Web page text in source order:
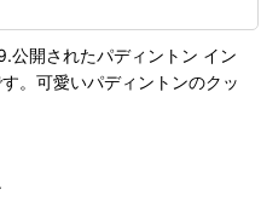
開されたパディントン イン
。可愛いパディントンのクッ